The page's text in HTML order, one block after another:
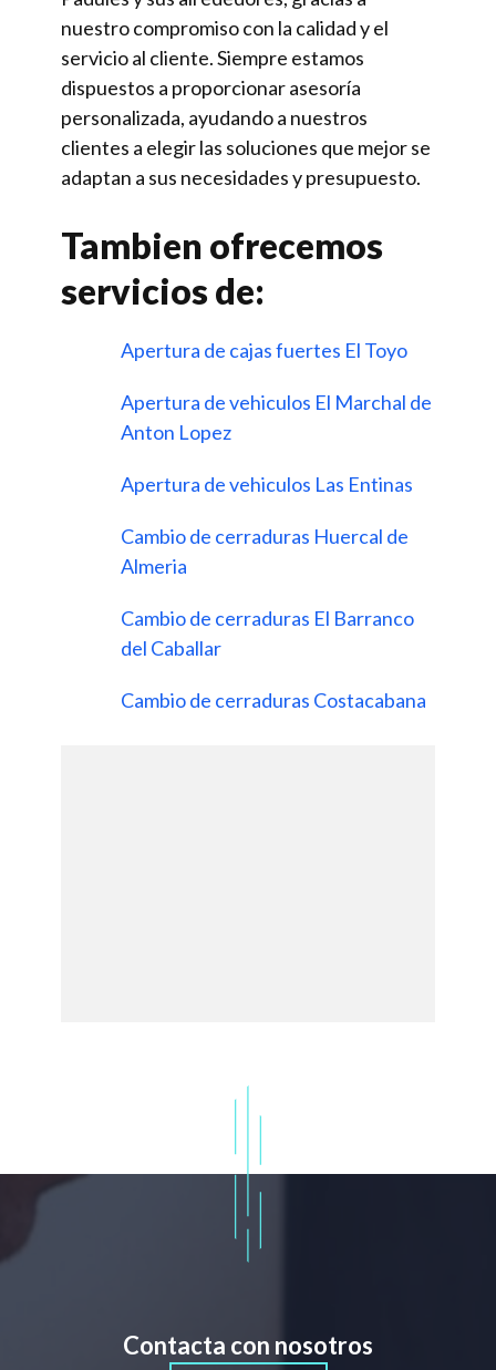
nuestro compromiso con la calidad y el
servicio al cliente. Siempre estamos
dispuestos a proporcionar asesoría
personalizada, ayudando a nuestros
clientes a elegir las soluciones que mejor se
adaptan a sus necesidades y presupuesto.
Tambien ofrecemos
servicios de:
Apertura de cajas fuertes El Toyo
Apertura de vehiculos El Marchal de
Anton Lopez
Apertura de vehiculos Las Entinas
Cambio de cerraduras Huercal de
Almeria
Cambio de cerraduras El Barranco
del Caballar
Cambio de cerraduras Costacabana
Contacta con nosotros